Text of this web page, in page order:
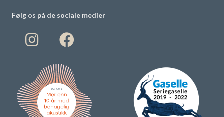
Følg os på de sociale medier